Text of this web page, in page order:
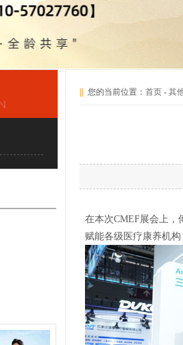
您的当前位置： 首页 - 其
在本次CMEF展会上，
赋能各级医疗康养机